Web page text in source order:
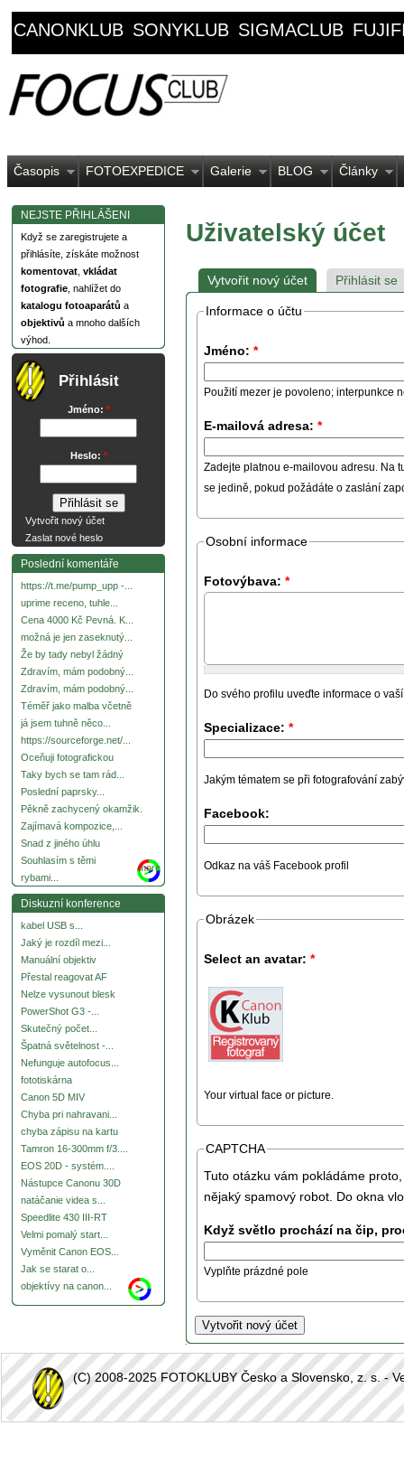
CANONKLUB SONYKLUB SIGMACLUB
Časopis FOTOEXPEDICE Galerie BLOG Články
NEJSTE PŘIHLÁŠENI
Když se zaregistrujete a
přihlásíte, získáte možnost
komentovat vkládat
fotografie , nahlížet do
katalogu fotoaparátů a
objektivů a mnoho dalších
výhod.
Přihlásit
Jméno: *
Heslo: *
Vytvořit nový účet
Zaslat nové heslo
Poslední komentáře
https://t.me/pump_upp -...
uprime receno, tuhle...
Cena 4000 Kč Pevná. K...
možná je jen zaseknutý...
Že by tady nebyl žádný
Zdravím, mám podobný...
Zdravím, mám podobný...
Téměř jako malba včetně
já jsem tuhně něco...
https://sourceforge.net/...
Oceňuji fotografickou
Taky bych se tam rád...
Poslední paprsky...
Pěkně zachycený okamžik.
Zajímavá kompozice,...
Snad z jiného úhlu
Souhlasím s těmi
rybami...
more
Diskuzní konference
kabel USB s...
Jaký je rozdíl mezi...
Manuální objektiv
Přestal reagovat AF
Nelze vysunout blesk
PowerShot G3 -...
Skutečný počet...
Špatná světelnost -...
Nefunguje autofocus...
fototiskárna
Canon 5D MIV
Chyba pri nahravani...
chyba zápisu na kartu
Tamron 16-300mm f/3....
EOS 20D - systém....
Nástupce Canonu 30D
natáčanie videa s...
Speedlite 430 III-RT
Velmi pomalý start...
Vyměnit Canon EOS...
Jak se starat o...
objektívy na canon...
Uživatelský účet
Vytvořit nový účet Přihlásit se
Informace o účtu
Jméno: *
Použití mezer je povoleno; interpunkce
E-mailová adresa: *
Zadejte platnou e-mailovou adresu. Na
se jedině, pokud požádáte o zaslání
Osobní informace
Fotovýbava: *
Do svého profilu uveďte informace o
Specializace: *
Jakým tématem se při fotografování
Facebook:
Odkaz na váš Facebook profil
Obrázek
Select an avatar: *
Your virtual face or picture.
CAPTCHA
Tuto otázku vám pokládáme
nějaký spamový robot. Do okna
Když světlo prochází na čip,
Vyplňte prázdné pole
(C) 2008-2025 FOTOKLUBY Česko a Slovensko, z. s. -